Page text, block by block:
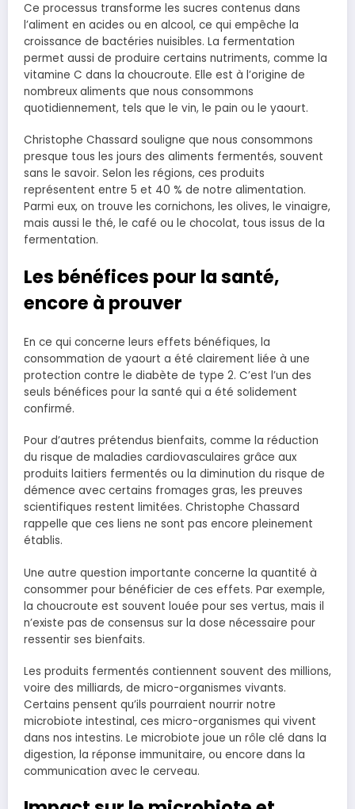
Ce processus transforme les sucres contenus dans
l’aliment en acides ou en alcool, ce qui empêche la
croissance de bactéries nuisibles. La fermentation
permet aussi de produire certains nutriments, comme la
vitamine C dans la choucroute. Elle est à l’origine de
nombreux aliments que nous consommons
quotidiennement, tels que le vin, le pain ou le yaourt.
Christophe Chassard souligne que nous consommons
presque tous les jours des aliments fermentés, souvent
sans le savoir. Selon les régions, ces produits
représentent entre 5 et 40 % de notre alimentation.
Parmi eux, on trouve les cornichons, les olives, le vinaigre,
mais aussi le thé, le café ou le chocolat, tous issus de la
fermentation.
Les bénéfices pour la santé,
encore à prouver
En ce qui concerne leurs effets bénéfiques, la
consommation de yaourt a été clairement liée à une
protection contre le diabète de type 2. C’est l’un des
seuls bénéfices pour la santé qui a été solidement
confirmé.
Pour d’autres prétendus bienfaits, comme la réduction
du risque de maladies cardiovasculaires grâce aux
produits laitiers fermentés ou la diminution du risque de
démence avec certains fromages gras, les preuves
scientifiques restent limitées. Christophe Chassard
rappelle que ces liens ne sont pas encore pleinement
établis.
Une autre question importante concerne la quantité à
consommer pour bénéficier de ces effets. Par exemple,
la choucroute est souvent louée pour ses vertus, mais il
n’existe pas de consensus sur la dose nécessaire pour
ressentir ses bienfaits.
Les produits fermentés contiennent souvent des millions,
voire des milliards, de micro-organismes vivants.
Certains pensent qu’ils pourraient nourrir notre
microbiote intestinal, ces micro-organismes qui vivent
dans nos intestins. Le microbiote joue un rôle clé dans la
digestion, la réponse immunitaire, ou encore dans la
communication avec le cerveau.